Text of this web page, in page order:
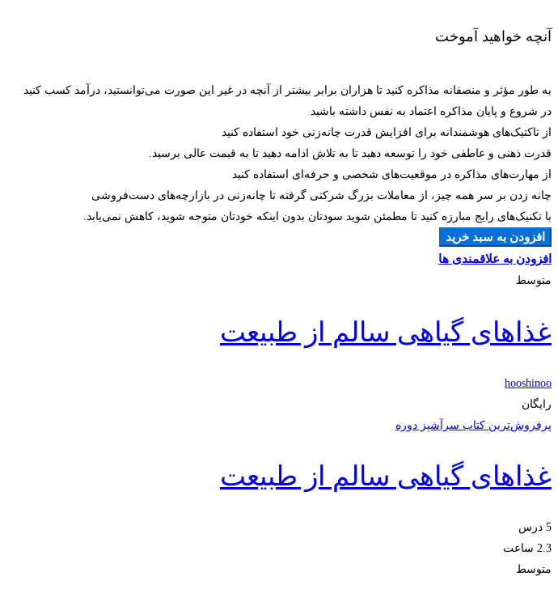
آنچه خواهید آموخت
به طور مؤثر و منصفانه مذاکره کنید تا هزاران برابر بیشتر از آنچه در غیر این صورت می‌توانستید، درآمد کسب کنید
در شروع و پایان مذاکره اعتماد به نفس داشته باشید
از تاکتیک‌های هوشمندانه برای افزایش قدرت چانه‌زنی خود استفاده کنید
قدرت ذهنی و عاطفی خود را توسعه دهید تا به تلاش ادامه دهید تا به قیمت عالی برسید.
از مهارت‌های مذاکره در موقعیت‌های شخصی و حرفه‌ای استفاده کنید
چانه زدن بر سر همه چیز، از معاملات بزرگ شرکتی گرفته تا چانه‌زنی در بازارچه‌های دست‌فروشی
با تکنیک‌های رایج مبارزه کنید تا مطمئن شوید سودتان بدون اینکه خودتان متوجه شوید، کاهش نمی‌یابد.
افزودن به سبد خرید
افزودن به علاقمندی ها
متوسط
غذاهای گیاهی سالم از طبیعت
hooshinoo
رایگان
پرفروش‌ترین کتاب سرآشپز دوره
غذاهای گیاهی سالم از طبیعت
5 درس
2.3 ساعت
متوسط